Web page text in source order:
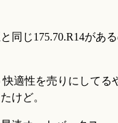
同じ175.70.R14があ
快適性を売りにしてる
けど。